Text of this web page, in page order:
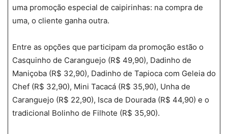
uma promoção especial de caipirinhas: na compra de
uma, o cliente ganha outra.
Entre as opções que participam da promoção estão o
Casquinho de Caranguejo (R$ 49,90), Dadinho de
Maniçoba (R$ 32,90), Dadinho de Tapioca com Geleia do
Chef (R$ 32,90), Mini Tacacá (R$ 35,90), Unha de
Caranguejo (R$ 22,90), Isca de Dourada (R$ 44,90) e o
tradicional Bolinho de Filhote (R$ 35,90).